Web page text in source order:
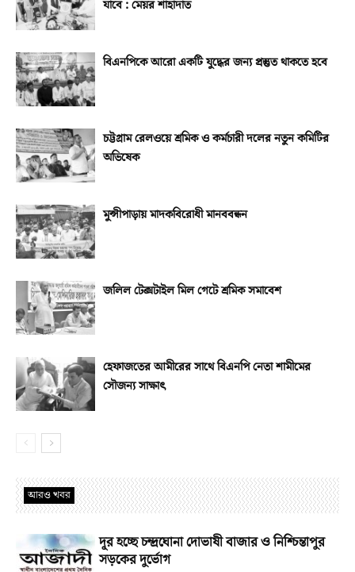
যাবে : মেয়র শাহাদাত
বিএনপিকে আরো একটি যুদ্ধের জন্য প্রস্তুত থাকতে হবে
চট্টগ্রাম রেলওয়ে শ্রমিক ও কর্মচারী দলের নতুন কমিটির
অভিষেক
মুন্সীপাড়ায় মাদকবিরোধী মানববন্ধন
জলিল টেক্সটাইল মিল গেটে শ্রমিক সমাবেশ
হেফাজতের আমীরের সাথে বিএনপি নেতা শামীমের
সৌজন্য সাক্ষাৎ
আরও খবর
দূর হচ্ছে চন্দ্রঘোনা দোভাষী বাজার ও নিশ্চিন্তাপুর
সড়কের দুর্ভোগ